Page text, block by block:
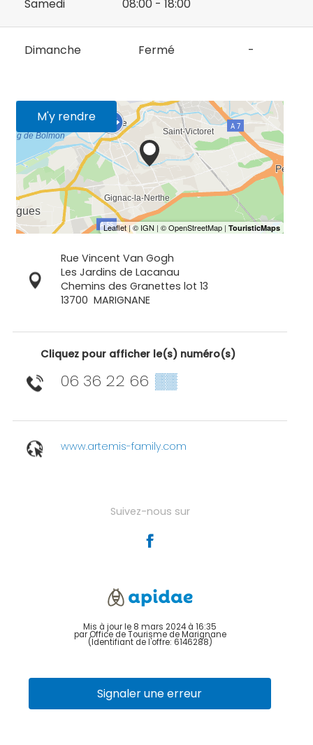
Samedi 08:00 - 18:00
Dimanche Fermé -
M'y rendre
Rue Vincent Van Gogh
Les Jardins de Lacanau
Chemins des Granettes lot 13
13700 MARIGNANE
Cliquez pour afficher le(s) numéro(s)
06 36 22 66 ▒▒
www.artemis-family.com
Suivez-nous sur
Mis à jour le 8 mars 2024 à 16:35
par Office de Tourisme de Marignane
(Identifiant de l'offre: 6146288)
Signaler une erreur